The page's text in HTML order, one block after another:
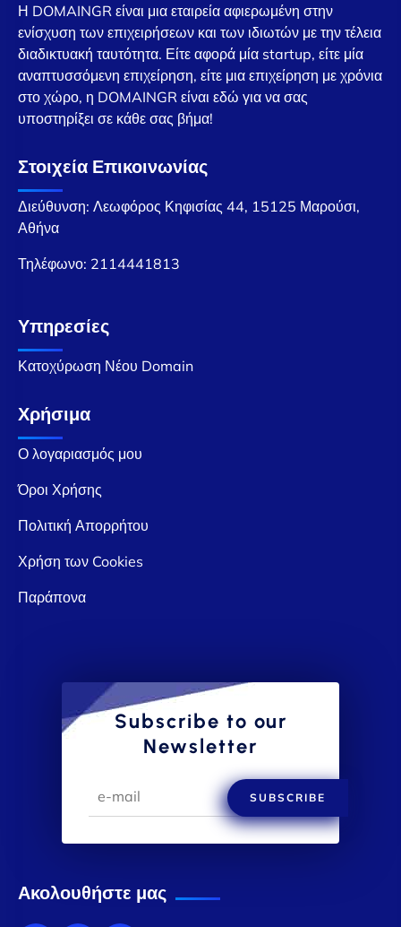
Η DOMAINGR είναι μια εταιρεία αφιερωμένη στην
ενίσχυση των επιχειρήσεων και των ιδιωτών με την τέλεια
διαδικτυακή ταυτότητα. Είτε αφορά μία startup, είτε μία
αναπτυσσόμενη επιχείρηση, είτε μια επιχείρηση με χρόνια
στο χώρο, η DOMAINGR είναι εδώ για να σας
υποστηρίξει σε κάθε σας βήμα!
Στοιχεία Επικοινωνίας
Διεύθυνση: Λεωφόρος Κηφισίας 44, 15125 Μαρούσι,
Αθήνα
Τηλέφωνο: 2114441813
Υπηρεσίες
Κατοχύρωση Νέου Domain
Χρήσιμα
Ο λογαριασμός μου
Όροι Χρήσης
Πολιτική Απορρήτου
Χρήση των Cookies
Παράπονα
Subscribe to our
Newsletter
SUBSCRIBE
Ακολουθήστε μας